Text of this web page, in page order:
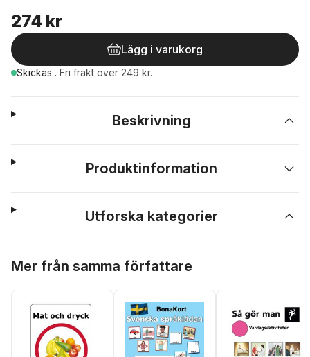
274 kr
Lägg i varukorg
Skickas . Fri frakt över 249 kr.
Beskrivning
Produktinformation
Utforska kategorier
Mer från samma författare